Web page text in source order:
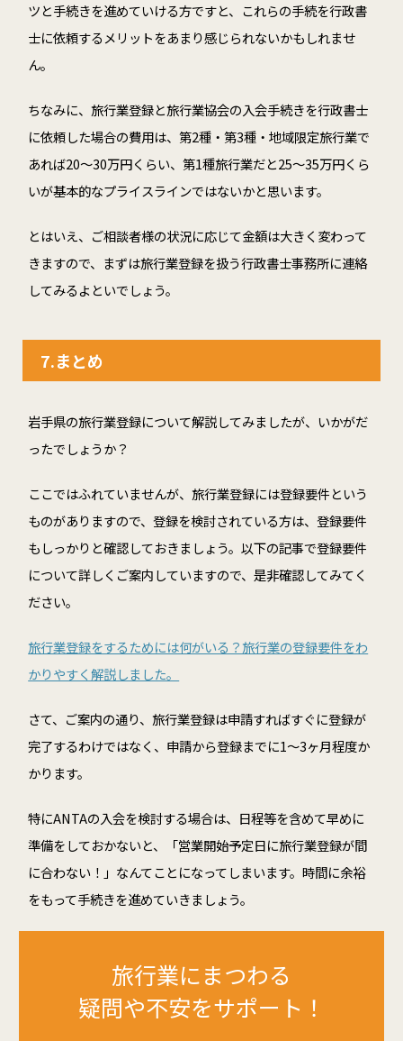
ツと手続きを進めていける方ですと、これらの手続を行政書
士に依頼するメリットをあまり感じられないかもしれませ
ん。
ちなみに、旅行業登録と旅行業協会の入会手続きを行政書士
に依頼した場合の費用は、第2種・第3種・地域限定旅行業で
あれば20～30万円くらい、第1種旅行業だと25～35万円くら
いが基本的なプライスラインではないかと思います。
とはいえ、ご相談者様の状況に応じて金額は大きく変わって
きますので、まずは旅行業登録を扱う行政書士事務所に連絡
してみるよといでしょう。
7.まとめ
岩手県の旅行業登録について解説してみましたが、いかがだ
ったでしょうか？
ここではふれていませんが、旅行業登録には登録要件という
ものがありますので、登録を検討されている方は、登録要件
もしっかりと確認しておきましょう。以下の記事で登録要件
について詳しくご案内していますので、是非確認してみてく
ださい。
旅行業登録をするためには何がいる？旅行業の登録要件をわ
かりやすく解説しました。
さて、ご案内の通り、旅行業登録は申請すればすぐに登録が
完了するわけではなく、申請から登録までに1～3ヶ月程度か
かります。
特にANTAの入会を検討する場合は、日程等を含めて早めに
準備をしておかないと、「営業開始予定日に旅行業登録が間
に合わない！」なんてことになってしまいます。時間に余裕
をもって手続きを進めていきましょう。
旅行業にまつわる
疑問や不安をサポート！